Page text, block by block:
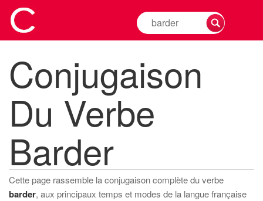
Rechercher
la
d'un
verbe
Conjugaison
Du Verbe
Barder
Cette page rassemble la conjugaison complète du verbe
barder, aux principaux temps et modes de la langue française